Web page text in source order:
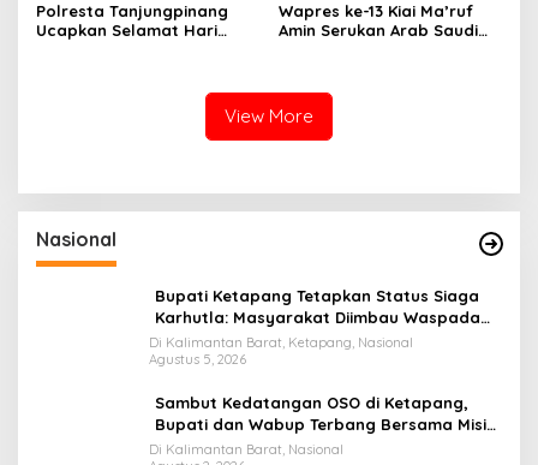
Polresta Tanjungpinang
Ucapkan Selamat Hari
Wapres ke-13 Kiai Ma’ruf
Amin Serukan Arab Saudi
View More
Nasional
Bupati Ketapang Tetapkan Status Siaga
Karhutla: Masyarakat Diimbau Waspada
Cuaca Ekstrem
Di Kalimantan Barat, Ketapang, Nasional
Agustus 5, 2026
Sambut Kedatangan OSO di Ketapang,
Bupati dan Wabup Terbang Bersama Misi
Keberkahan MTQ XXXIV di Kayong Utara
Di Kalimantan Barat, Nasional